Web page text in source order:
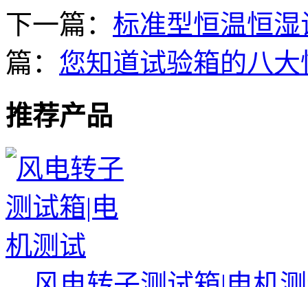
下一篇： 标准型恒温恒
篇： 您知道试验箱的八大
推荐产品